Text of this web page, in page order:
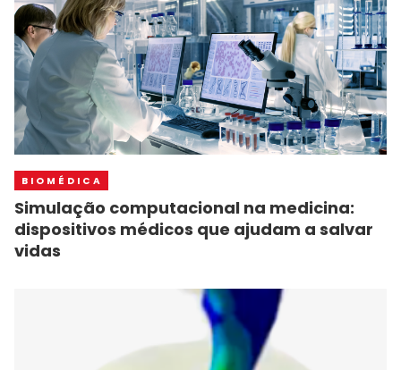
BIOMÉDICA
Simulação computacional na medicina:
dispositivos médicos que ajudam a salvar
vidas